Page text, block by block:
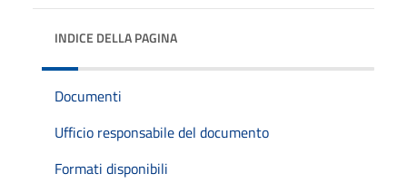
INDICE DELLA PAGINA
Documenti
Ufficio responsabile del documento
Formati disponibili